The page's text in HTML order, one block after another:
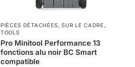
PIÈCES DÉTACHÉES,SUR LE CADRE ,
TOOLS
Pro Minitool Performance 13
fonctions alu noir BC Smart
compatible